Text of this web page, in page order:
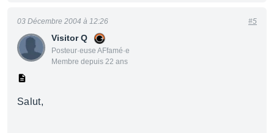
Visitor Q
Posteur·euse AFfamé·e
Membre depuis 22 ans
03 Décembre 2004 à 12:26 #5
Salut,